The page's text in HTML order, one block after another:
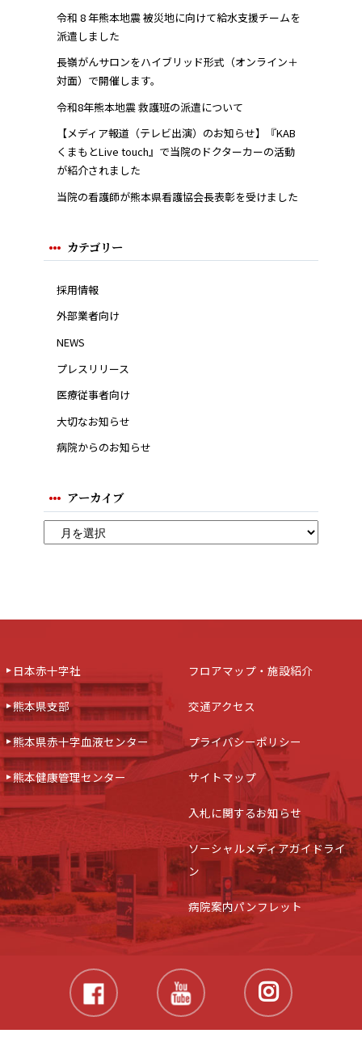
令和 8 年熊本地震 被災地に向けて給水支援チームを
派遣しました
長嶺がんサロンをハイブリッド形式（オンライン＋
対面）で開催します。
令和8年熊本地震 救護班の派遣について
【メディア報道（テレビ出演）のお知らせ】『KAB
くまもとLive touch』で当院のドクターカーの活動
が紹介されました
当院の看護師が熊本県看護協会長表彰を受けました
カテゴリー
採用情報
外部業者向け
NEWS
プレスリリース
医療従事者向け
大切なお知らせ
病院からのお知らせ
アーカイブ
日本赤十字社
熊本県支部
熊本県赤十字血液センター
熊本健康管理センター
フロアマップ・施設紹介
交通アクセス
プライバシーポリシー
サイトマップ
入札に関するお知らせ
ソーシャルメディアガイドライ
ン
病院案内パンフレット